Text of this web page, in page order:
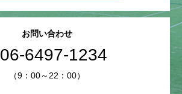
お問い合わせ
06-6497-1234
（9：00～22：00）